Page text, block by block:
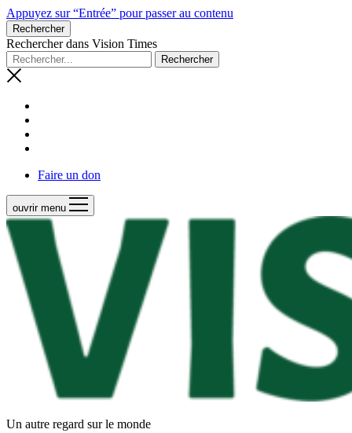
Appuyez sur “Entrée” pour passer au contenu
Rechercher
Rechercher dans Vision Times
Faire un don
ouvrir menu
Un autre regard sur le monde